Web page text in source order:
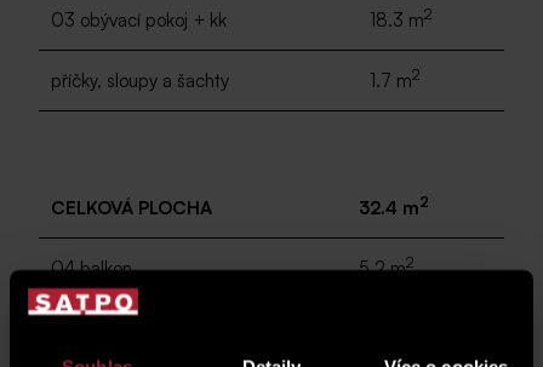
03 obývací pokoj + kk 18.3 m2
příčky, sloupy a šachty 1.7 m2
CELKOVÁ PLOCHA 32.4 m2
04 balkon 5.2 m2